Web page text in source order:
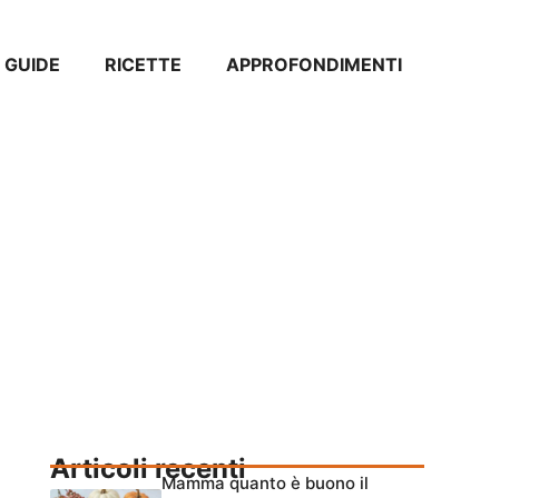
GUIDE RICETTE APPROFONDIMENTI
Articoli recentiMamma quanto è buono il